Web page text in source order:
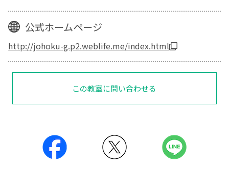
公式ホームページ
http://johoku-g.p2.weblife.me/index.html
この教室に問い合わせる